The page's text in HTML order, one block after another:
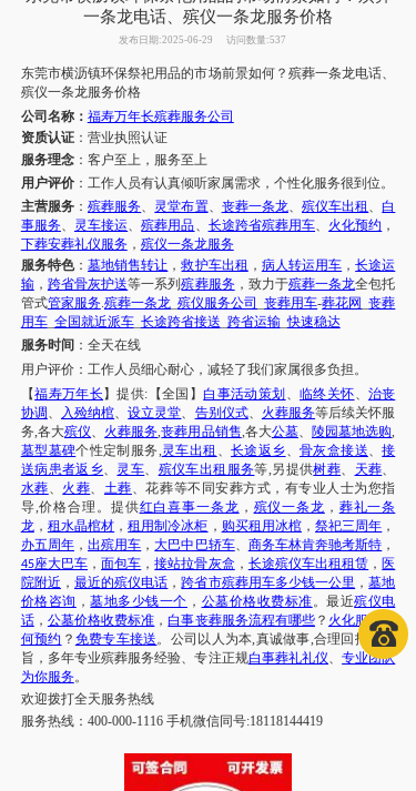
一条龙电话、殡仪一条龙服务价格
发布日期:2025-06-29 访问数量:537
东莞市横沥镇环保祭祀用品的市场前景如何？ 殡葬一条龙电话、
殡仪一条龙服务价格
公司名称： 福寿万年长殡葬服务公司
资质认证：营业执照认证
服务理念：客户至上，服务至上
用户评价：工作人员有认真倾听家属需求，个性化服务很到位。
主营服务：殡葬服务、 灵堂布置、 丧葬一条龙、 殡仪车出租 、白
事服务、 灵车接运、殡葬用品、 长途跨省殡葬用车、 火化预约 ，
下葬安葬礼仪服务， 殡仪一条龙服务
服务特色：墓地销售转让 ，救护车出租 ， 病人转运用车 ，长途运
输， 跨省骨灰护送等一系列殡葬服务，致力于殡葬一条龙全包托
管式管家服务.殡葬一条龙_ 殡仪服务公司 _丧葬用车-葬花网 _丧葬
用车_ 全国就近派车_ 长途跨省接送 跨省运输_快速稳达
服务时间 ： 全天在线
用户评价： 工作人员细心耐心，减轻了我们家属很多负担。
【福寿万年长 】提供:【全国】白事活动策划 、 临终关怀、 治丧
协调 、 入殓纳棺、设立灵堂、 告别仪式、 火葬服务等后续关怀服
务,各大殡仪、 火葬服务,丧葬用品销售,各大公墓、 陵园墓地选购,
墓型墓碑个性定制服务,灵车出租 、 长途返乡、 骨灰盒接送、接
送病患者返乡、 灵车、 殡仪车出租服务等,另提供树葬、 天葬、
水葬、 火葬、 土葬、花葬等不同安葬方式，有专业人士为您指
导,价格合理。提供红白喜事一条龙 ， 殡仪一条龙 ， 葬礼一条
龙， 租水晶棺材 ，租用制冷冰柜 ， 购买租用冰棺，祭祀三周年 ，
办五周年，出殡用车 ，大巴中巴轿车、 商务车林肯奔驰考斯特 ，
45座大巴车 ，面包车 ，接站拉骨灰盒 ， 长途殡仪车出租租赁 ， 医
院附近 ， 最近的殡仪电话 ，跨省市殡葬用车多少钱一公里 ，墓地
价格咨询 ，墓地多少钱一个 ， 公墓价格收费标准。最近殡仪电
话， 公墓价格收费标准 ，白事丧葬服务流程有哪些 ？ 火化服务如
何预约 ？ 免费专车接送。公司以人为本,真诚做事,合理回报为宗
旨，多年专业殡葬服务经验、专注正规白事葬礼礼仪、专业团队
为你服务。
欢迎拨打全天服务热线
服务热线： 400-000-1116 手机微信同号:18118144419